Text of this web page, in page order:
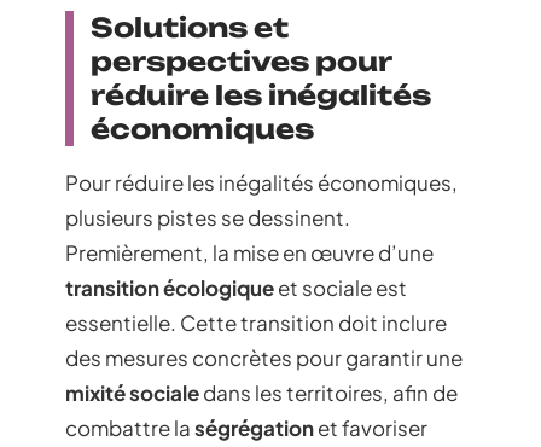
Solutions et
perspectives pour
réduire les inégalités
économiques
Pour réduire les inégalités économiques,
plusieurs pistes se dessinent.
Premièrement, la mise en œuvre d’une
transition écologiqueet sociale est
essentielle. Cette transition doit inclure
des mesures concrètes pour garantir une
mixité socialedans les territoires, afin de
combattre laségrégationet favoriser